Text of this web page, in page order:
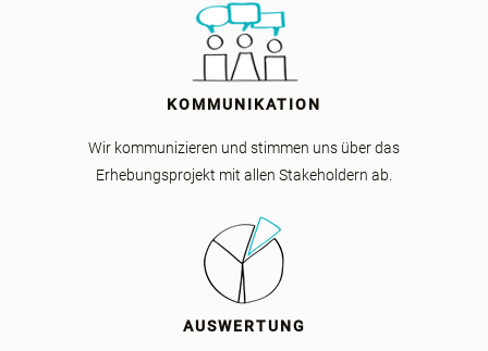
KOMMUNIKATION
Wir kommunizieren und stimmen uns über das
Erhebungsprojekt mit allen Stakeholdern ab.
AUSWERTUNG